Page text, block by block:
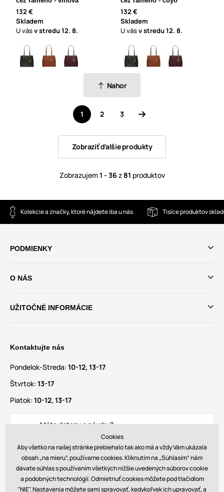
132 €
Skladem
U vásv stredu12. 8.
132 €
Skladem
U vásv stredu12. 8.
Nahor
1 2 3
Zobraziť ďalšie produkty
Zobrazujem1 - 36 z81 produktov
Kolekcie a značky, ktoré nájdete iba u nás Tisíce produktov
PODMIENKY
O NÁS
UŽITOČNÉ INFORMÁCIE
Kontaktujte nás
Pondelok-Streda: 10-12, 13-17
Štvrtok: 13-17
Piatok: 10-12, 13-17
Máte dotazy a návrhy?
info@glamadise.sk
Nájdete nás tiež na
Cookies
Aby všetko na našej stránke prebiehalo tak ako má a vždy Vám ukázala
obsah „na mieru”, používame cookies. Kliknutím na „Súhlasím“ nám
dávate súhlas s používaním všetkých nižšie uvedených súborov cookie
a podobných technológií. Odmietnuť cookies môžete pod tlačidlom
"NIE". Nastavenia môžete sami spravovať, kedykoľvek ich upravovať, a